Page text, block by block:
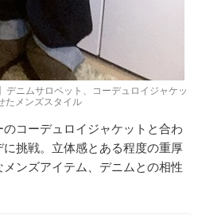
デニムサロペット、コーデュロイジャケッ
たメンズスタイル
コーデュロイジャケットと合わ
挑戦。立体感とある程度の重厚
ンズアイテム、デニムとの相性